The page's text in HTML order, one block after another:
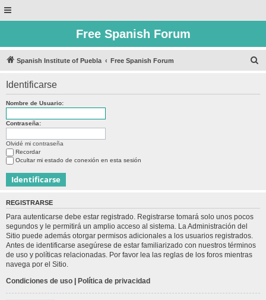
Free Spanish Forum
Spanish Institute of Puebla Free Spanish Forum
Identificarse
Nombre de Usuario:
Contraseña:
Olvidé mi contraseña
Recordar
Ocultar mi estado de conexión en esta sesión
REGISTRARSE
Para autenticarse debe estar registrado. Registrarse tomará solo unos pocos
segundos y le permitirá un amplio acceso al sistema. La Administración del
Sitio puede además otorgar permisos adicionales a los usuarios registrados.
Antes de identificarse asegúrese de estar familiarizado con nuestros términos
de uso y políticas relacionadas. Por favor lea las reglas de los foros mientras
navega por el Sitio.
Condiciones de uso | Política de privacidad